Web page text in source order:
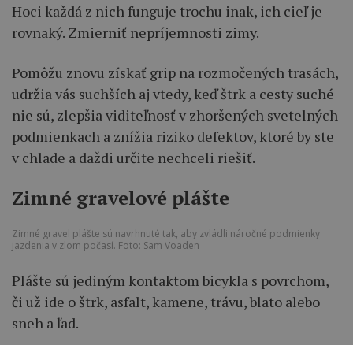
Hoci každá z nich funguje trochu inak, ich cieľ je
rovnaký. Zmierniť nepríjemnosti zimy.
Pomôžu znovu získať grip na rozmočených trasách,
udržia vás suchších aj vtedy, keď štrk a cesty suché
nie sú, zlepšia viditeľnosť v zhoršených svetelných
podmienkach a znížia riziko defektov, ktoré by ste
v chlade a daždi určite nechceli riešiť.
Zimné gravelové plášte
Zimné gravel plášte sú navrhnuté tak, aby zvládli náročné podmienky
jazdenia v zlom počasí. Foto: Sam Voaden
Plášte sú jediným kontaktom bicykla s povrchom,
či už ide o štrk, asfalt, kamene, trávu, blato alebo
sneh a ľad.